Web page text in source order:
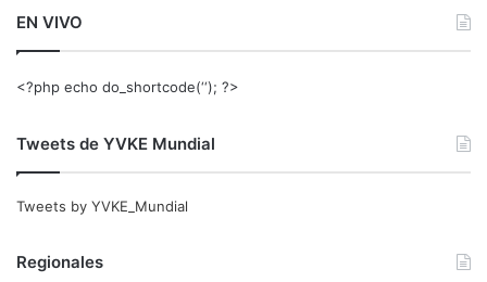
EN VIVO
<?php echo do_shortcode(‘‘); ?>
Tweets de YVKE Mundial
Tweets by YVKE_Mundial
Regionales